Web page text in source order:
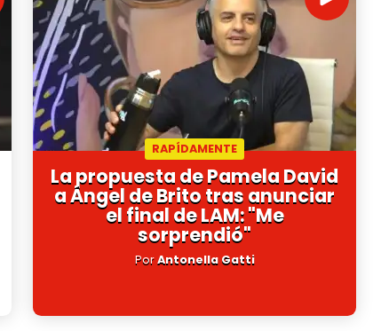
RAPÍDAMENTE
La propuesta de Pamela David
a Ángel de Brito tras anunciar
el final de LAM: "Me
sorprendió"
PorAntonella Gatti